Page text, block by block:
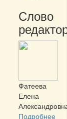
Слово
Фатеева
Елена
Подробнее